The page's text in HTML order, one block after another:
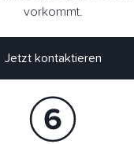
vorkommt.
Jetzt kontaktieren